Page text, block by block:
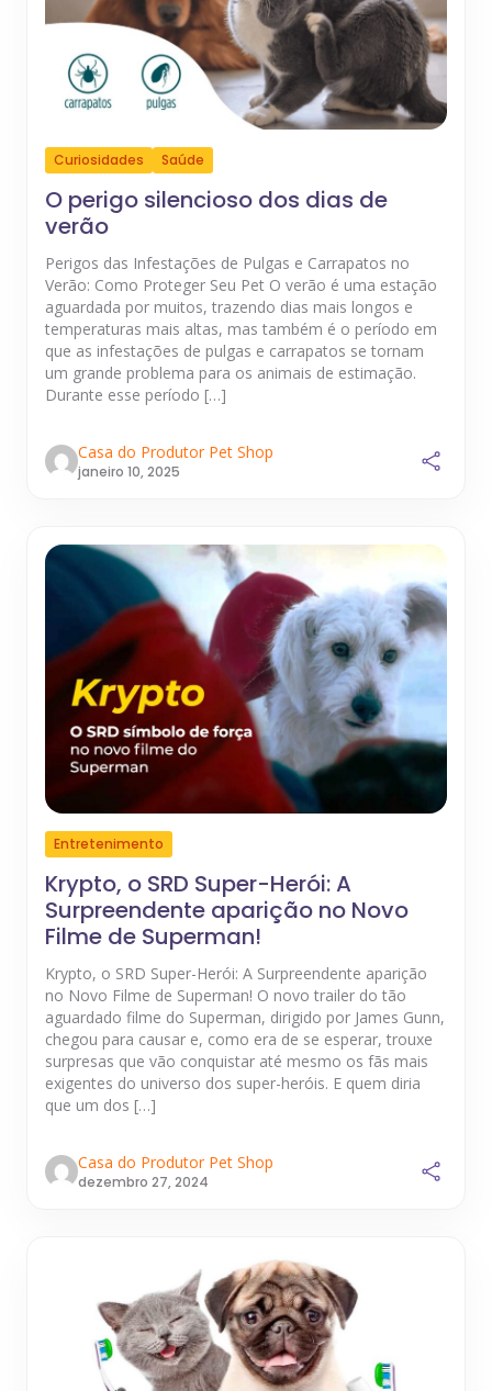
Curiosidades Saúde
O perigo silencioso dos dias de
verão
Perigos das Infestações de Pulgas e Carrapatos no
Verão: Como Proteger Seu Pet O verão é uma estação
aguardada por muitos, trazendo dias mais longos e
temperaturas mais altas, mas também é o período em
que as infestações de pulgas e carrapatos se tornam
um grande problema para os animais de estimação.
Durante esse período […]
Casa do Produtor Pet Shop
janeiro 10, 2025
Entretenimento
Krypto, o SRD Super-Herói: A
Surpreendente aparição no Novo
Filme de Superman!
Krypto, o SRD Super-Herói: A Surpreendente aparição
no Novo Filme de Superman! O novo trailer do tão
aguardado filme do Superman, dirigido por James Gunn,
chegou para causar e, como era de se esperar, trouxe
surpresas que vão conquistar até mesmo os fãs mais
exigentes do universo dos super-heróis. E quem diria
que um dos […]
Casa do Produtor Pet Shop
dezembro 27, 2024